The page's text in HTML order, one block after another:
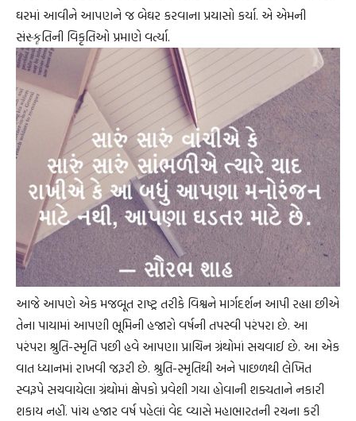
ઘરમાં આવીને આપણને જ બેઘર કરવાના પ્રયાસો કર્યા. એ એમની
સંસ્કૄતિની વિકૃતિઓ પ્રમાણે વર્ત્યા.
આજે આપણે એક મજબૂત રાષ્ટ્ર તરીકે વિશ્વને માર્ગદર્શન આપી રહ્યા છીએ
તેના પાયામાં આપણી ભૂમિની હજારો વર્ષની તપસ્વી પરંપરા છે. આ
પરંપરા શ્રુતિ-સ્મૃતિ પછી હવે આપણા પ્રાચિન ગ્રંથોમાં સચવાઈ છે. આ એક
વાત ધ્યાનમાં રાખવી જરૂરી છે. શ્રુતિ-સ્મૃતિથી અને પાછળથી લેખિત
સ્વરૂપે સચવાયેલા ગ્રંથોમાં ક્ષેપકો પ્રવેશી ગયા હોવાની શક્યતાને નકારી
શકાય નહીં. પાંચ હજાર વર્ષ પહેલાં વેદ વ્યાસે મહાભારતની રચના કરી